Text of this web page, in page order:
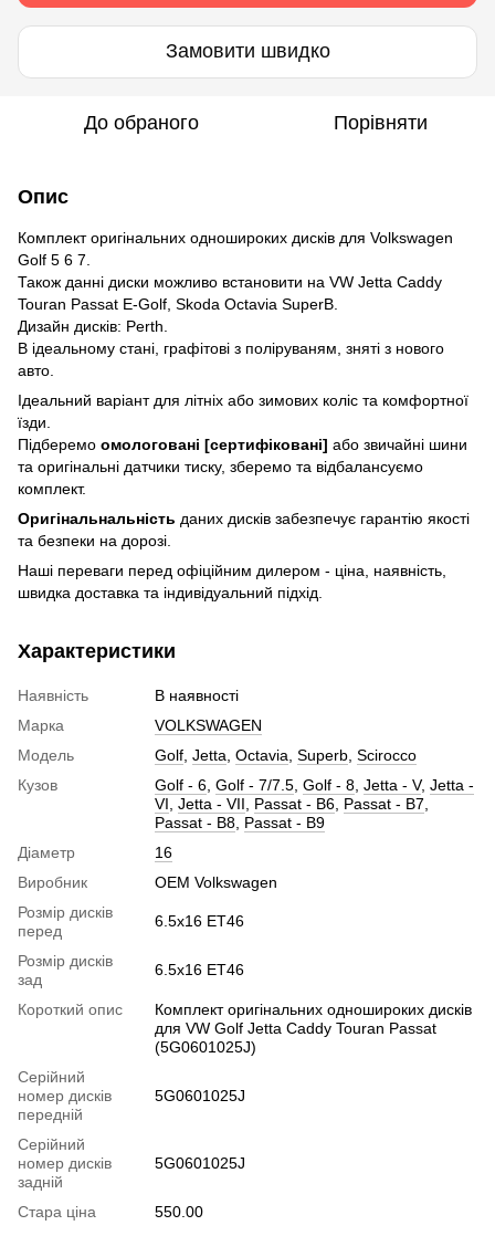
Замовити швидко
До обраного Порівняти
Опис
Комплект оригінальних одношироких дисків для Volkswagen
Golf 5 6 7.
Також данні диски можливо встановити на VW Jetta Caddy
Touran Passat E-Golf, Skoda Octavia SuperB.
Дизайн дисків: Perth.
В ідеальному стані, графітові з поліруваням, зняті з нового
авто.
Ідеальний варіант для літніх або зимових коліс та комфортної
їзди.
Підберемо омологовані [сертифіковані] або звичайні шини
та оригінальні датчики тиску, зберемо та відбалансуємо
комплект.
Оригінальнальність даних дисків забезпечує гарантію якості
та безпеки на дорозі.
Наші переваги перед офіційним дилером - ціна, наявність,
швидка доставка та індивідуальний підхід.
Характеристики
Наявність
В наявності
Марка
VOLKSWAGEN
Модель
Golf Jetta Octavia Superb Scirocco
Кузов
Golf - 6 Golf - 7/7.5 Golf - 8 Jetta - V, Jetta -
VI Jetta - VII Passat - B6 Passat - B7
Passat - B8 Passat - B9
Діаметр
16
Виробник
OEM Volkswagen
Розмір дисків
перед
6.5x16 ET46
Розмір дисків
зад
6.5x16 ET46
Короткий опис
Комплект оригінальних одношироких дисків
для VW Golf Jetta Caddy Touran Passat
(5G0601025J)
Серійний
номер дисків
передній
5G0601025J
Серійний
номер дисків
задній
5G0601025J
Стара ціна 550.00